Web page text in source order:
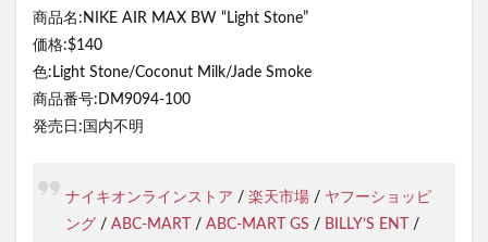
商品名:NIKE AIR MAX BW “Light Stone”
価格:$140
色:Light Stone/Coconut Milk/Jade Smoke
商品番号:DM9094-100
発売日:国内不明
ナイキオンラインストア / 楽天市場 / ヤフーショッピ
ング / ABC-MART / ABC-MART GS / BILLY’S ENT
/